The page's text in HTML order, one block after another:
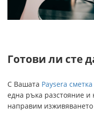
Готови ли сте
С Вашата Paysera сметка
една ръка разстояние и
направим